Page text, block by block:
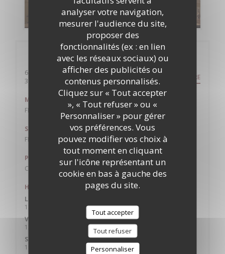
analyser votre navigation,
mesurer l'audience du site,
proposer des
fonctionnalités (ex : en lien
avec les réseaux sociaux) ou
afficher des publicités ou
contenus personnalisés.
Cliquez sur « Tout accepter
», « Tout refuser » ou «
Personnaliser » pour gérer
vos préférences. Vous
pouvez modifier vos choix à
tout moment en cliquant
sur l'icône représentant un
cookie en bas à gauche des
pages du site.
Tout accepter
Tout refuser
Personnaliser
DÉCOUVRIR NOTRE CARTE
Infos pratiques
6 rue de l'etoile
31000 toulouse((ouvre une nouvelle fenêtre)) ITINÉRAIRE
Métro
FRANCOIS VERDIER
Station de vélos
FRANCOIS VERDIER
Parking
CARNOT 100M
Horaires
Lun
12h00 - 13h45
19h30 - 22h00
Vendredi
12h00 - 13h45
19h30 - 22h30
Samedi
19h30 - 22h30